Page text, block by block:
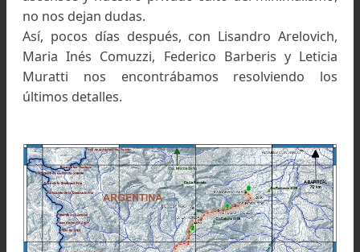
—Será como en tantas…habrá que volver…Pero
que intentar —respondí.
Las andanzas de tantos años en los
Centrales, haber resuelto incógnitas de cerros
ascensos y nuestro privado culto del
Así, pocos días después, con Lisandro
Maria Inés Comuzzi, Federico Barberis y
Muratti nos encontrábamos resolviendo
últimos detalles.